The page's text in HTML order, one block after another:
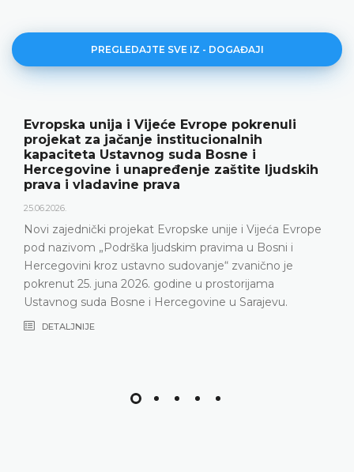
PREGLEDAJTE SVE IZ - DOGAĐAJI
Evropska unija i Vijeće Evrope pokrenuli
projekat za jačanje institucionalnih
kapaciteta Ustavnog suda Bosne i
Hercegovine i unapređenje zaštite ljudskih
prava i vladavine prava
25.06.2026.
Novi zajednički projekat Evropske unije i Vijeća Evrope
pod nazivom „Podrška ljudskim pravima u Bosni i
Hercegovini kroz ustavno sudovanje“ zvanično je
pokrenut 25. juna 2026. godine u prostorijama
Ustavnog suda Bosne i Hercegovine u Sarajevu.
DETALJNIJE